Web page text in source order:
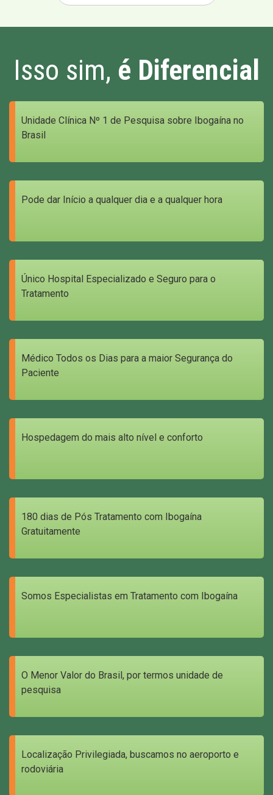
Isso sim, é Diferencial
Unidade Clínica Nº 1 de Pesquisa sobre Ibogaína no
Brasil
Pode dar Início a qualquer dia e a qualquer hora
Único Hospital Especializado e Seguro para o
Tratamento
Médico Todos os Dias para a maior Segurança do
Paciente
Hospedagem do mais alto nível e conforto
180 dias de Pós Tratamento com Ibogaína
Gratuitamente
Somos Especialistas em Tratamento com Ibogaína
O Menor Valor do Brasil, por termos unidade de
pesquisa
Localização Privilegiada, buscamos no aeroporto e
rodoviária